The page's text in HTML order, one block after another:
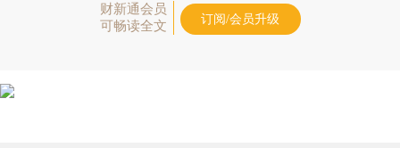
财新通会员
可畅读全文
订阅/会员升级